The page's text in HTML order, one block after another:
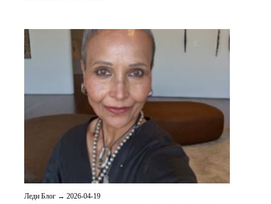
Леди Блог → 2026-04-19